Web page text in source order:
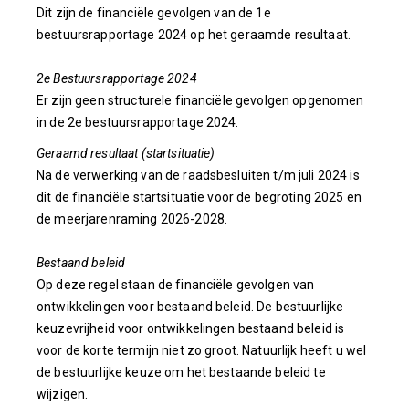
Dit zijn de financiële gevolgen van de 1e
bestuursrapportage 2024 op het geraamde resultaat.
2e Bestuursrapportage 2024
Er zijn geen structurele financiële gevolgen opgenomen
in de 2e bestuursrapportage 2024.
Geraamd resultaat (startsituatie)
Na de verwerking van de raadsbesluiten t/m juli 2024 is
dit de financiële startsituatie voor de begroting 2025 en
de meerjarenraming 2026-2028.
Bestaand beleid
Op deze regel staan de financiële gevolgen van
ontwikkelingen voor bestaand beleid. De bestuurlijke
keuzevrijheid voor ontwikkelingen bestaand beleid is
voor de korte termijn niet zo groot. Natuurlijk heeft u wel
de bestuurlijke keuze om het bestaande beleid te
wijzigen.